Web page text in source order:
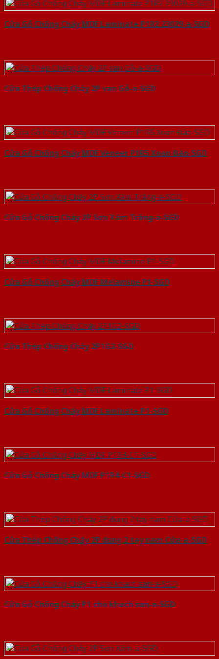
Cửa Gỗ Chống Cháy MDF Laminate P1R2 23029-a-SGD
Cửa Thép Chống Cháy 2P van Gỗ-a-SGD
Cửa Gỗ Chống Cháy MDF Veneer P1R5 Xoan Đào-SGD
Cửa Gỗ Chống Cháy 2P Sơn Xám Trắng-a-SGD
Cửa Gỗ Chống Cháy MDF Melamine P1-SGD
Cửa Thép Chống Cháy 2P1G2-SGD
Cửa Gỗ Chống Cháy MDF Laminate P1-SGD
Cửa Gỗ Chống Cháy MDF P1R4-C1-SGD
Cửa Thép Chống Cháy 2P dung 2 tay nam Cửa-a-SGD
Cửa Gỗ Chống Cháy P1 cho khach san-a-SGD